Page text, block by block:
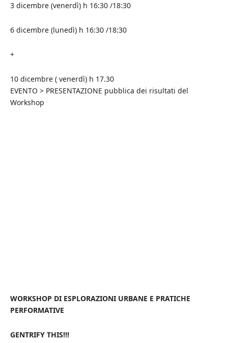
3 dicembre (venerdì) h 16:30 /18:30
6 dicembre (lunedì) h 16:30 /18:30
+
10 dicembre ( venerdì) h 17.30
EVENTO > PRESENTAZIONE pubblica dei risultati del
Workshop
WORKSHOP DI ESPLORAZIONI URBANE E PRATICHE
PERFORMATIVE
GENTRIFY THIS!!!